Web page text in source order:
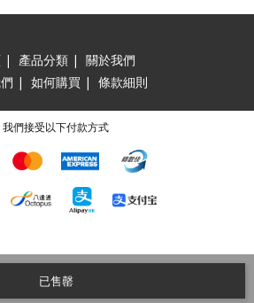
已售罄
| 產品分類 | 關於我們
| 如何購買 | 條款細則
我們接受以下付款方式